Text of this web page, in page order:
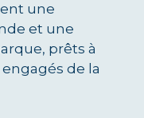
une
et une
prêts à
de la